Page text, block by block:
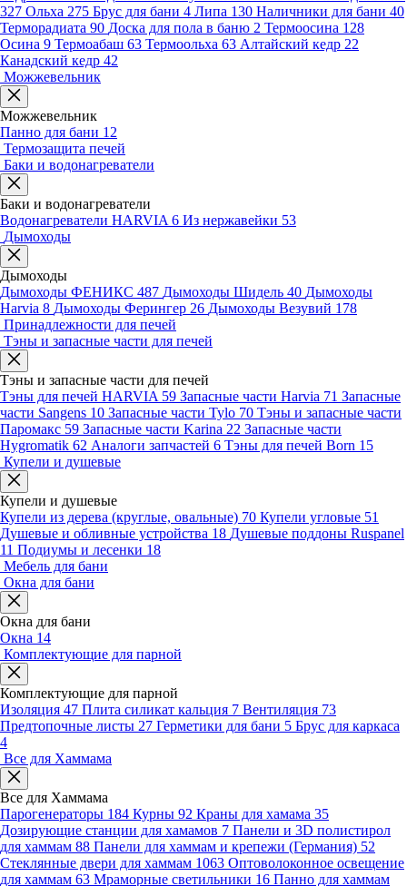
327 Ольха 275 Брус для бани 4 Липа 130 Наличники для бани 40
Терморадиата 90 Доска для пола в баню 2 Термоосина 128
Осина 9 Термоабаш 63 Термоольха 63 Алтайский кедр 22
Канадский кедр 42
Можжевельник
Можжевельник
Панно для бани 12
Термозащита печей
Баки и водонагреватели
Баки и водонагреватели
Водонагреватели HARVIA 6 Из нержавейки 53
Дымоходы
Дымоходы
Дымоходы ФЕНИКС 487 Дымоходы Шидель 40 Дымоходы
Harvia 8 Дымоходы Ферингер 26 Дымоходы Везувий 178
Принадлежности для печей
Тэны и запасные части для печей
Тэны и запасные части для печей
Тэны для печей HARVIA 59 Запасные части Harvia 71 Запасные
части Sangens 10 Запасные части Tylo 70 Тэны и запасные части
Паромакс 59 Запасные части Karina 22 Запасные части
Hygromatik 62 Аналоги запчастей 6 Тэны для печей Born 15
Купели и душевые
Купели и душевые
Купели из дерева (круглые, овальные) 70 Купели угловые 51
Душевые и обливные устройства 18 Душевые поддоны Ruspanel
11 Подиумы и лесенки 18
Мебель для бани
Окна для бани
Окна для бани
Окна 14
Комплектующие для парной
Комплектующие для парной
Изоляция 47 Плита силикат кальция 7 Вентиляция 73
Предтопочные листы 27 Герметики для бани 5 Брус для каркаса
4
Все для Хаммама
Все для Хаммама
Парогенераторы 184 Курны 92 Краны для хамама 35
Дозирующие станции для хамамов 7 Панели и 3D полистирол
для хаммам 88 Панели для хаммам и крепежи (Германия) 52
Стеклянные двери для хаммам 1063 Оптоволоконное освещение
для хаммам 63 Мраморные светильники 16 Панно для хаммам